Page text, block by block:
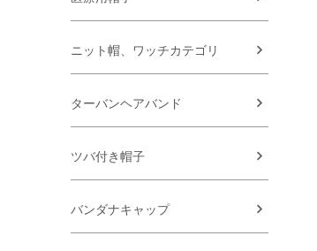
ニット帽、ワッチカテゴリ
ターバンヘアバンド
ツバ付き帽子
バンダナキャップ